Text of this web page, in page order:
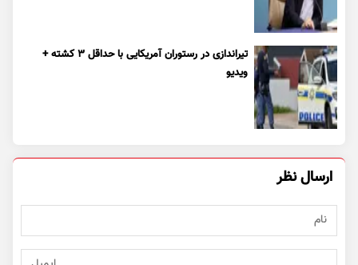
تیراندازی در رستوران آمریکایی با حداقل ۳ کشته +
ویدیو
ارسال نظر